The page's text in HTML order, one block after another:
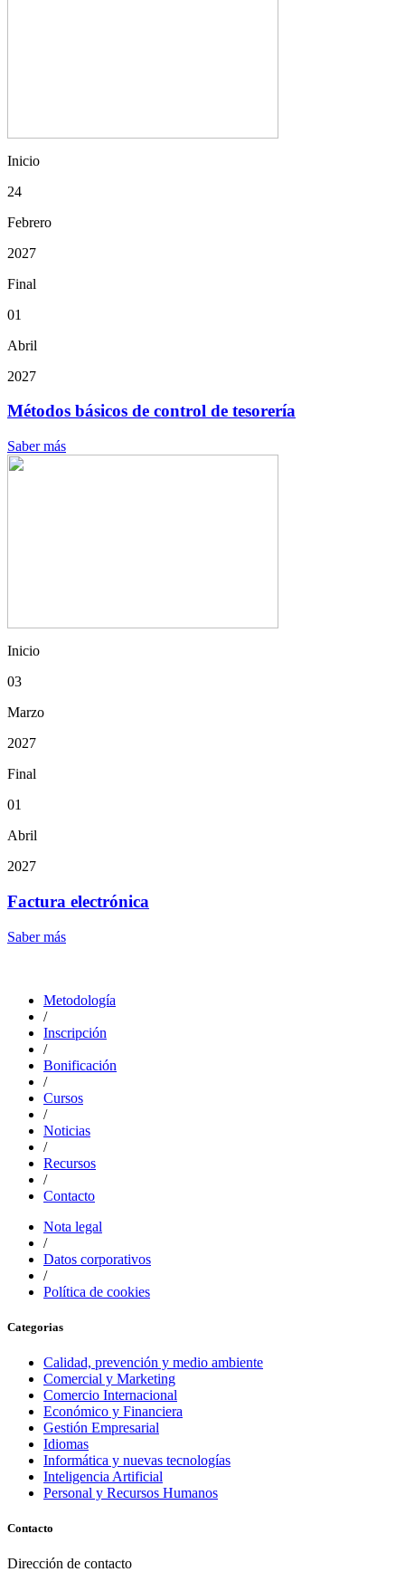
Inicio
24
Febrero
2027
Final
01
Abril
2027
Métodos básicos de control de tesorería
Saber más
Inicio
03
Marzo
2027
Final
01
Abril
2027
Factura electrónica
Saber más
Metodología
/
Inscripción
/
Bonificación
/
Cursos
/
Noticias
/
Recursos
/
Contacto
Nota legal
/
Datos corporativos
/
Política de cookies
Categorias
Calidad, prevención y medio ambiente
Comercial y Marketing
Comercio Internacional
Económico y Financiera
Gestión Empresarial
Idiomas
Informática y nuevas tecnologías
Inteligencia Artificial
Personal y Recursos Humanos
Contacto
Dirección de contacto